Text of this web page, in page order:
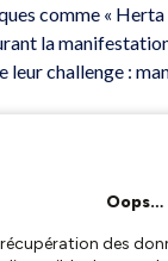
comme « Herta
la
challenge :